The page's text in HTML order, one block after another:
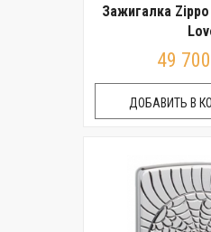
Зажигалка
49
ДОБАВИТЬ В